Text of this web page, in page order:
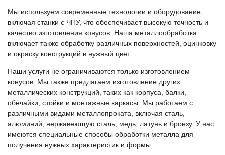
Мы используем современные технологии и оборудование,
включая станки с ЧПУ, что обеспечивает высокую точность и
качество изготовления конусов. Наша металлообработка
включает также обработку различных поверхностей, оцинковку
и окраску конструкций в нужный цвет.
Наши услуги не ограничиваются только изготовлением
конусов. Мы также предлагаем изготовление других
металлических конструкций, таких как корпуса, балки,
обечайки, стойки и монтажные каркасы. Мы работаем с
различными видами металлопроката, включая сталь,
алюминий, нержавеющую сталь, медь, латунь и бронзу. У нас
имеются специальные способы обработки металла для
получения нужных характеристик и формы.